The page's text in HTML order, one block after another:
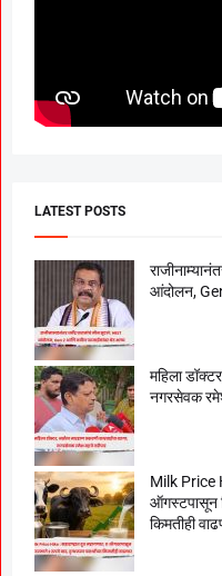
LATEST POSTS
आंदोलन,
महिला
नगरसेवक
Milk Price
ऑगस्टपासून
किमतीही